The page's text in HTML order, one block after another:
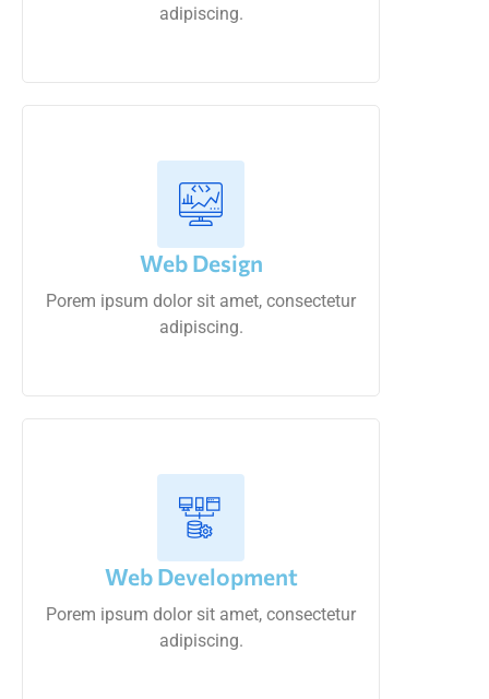
adipiscing.
Web Design
Porem ipsum dolor sit amet, consectetur
adipiscing.
Web Development
Porem ipsum dolor sit amet, consectetur
adipiscing.